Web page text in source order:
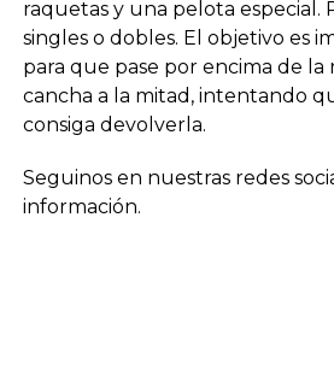
raquetas y una pelota especial.
singles o dobles. El objetivo es
para que pase por encima de la
cancha a la mitad, intentando
consiga devolverla.
Seguinos en nuestras redes
información.